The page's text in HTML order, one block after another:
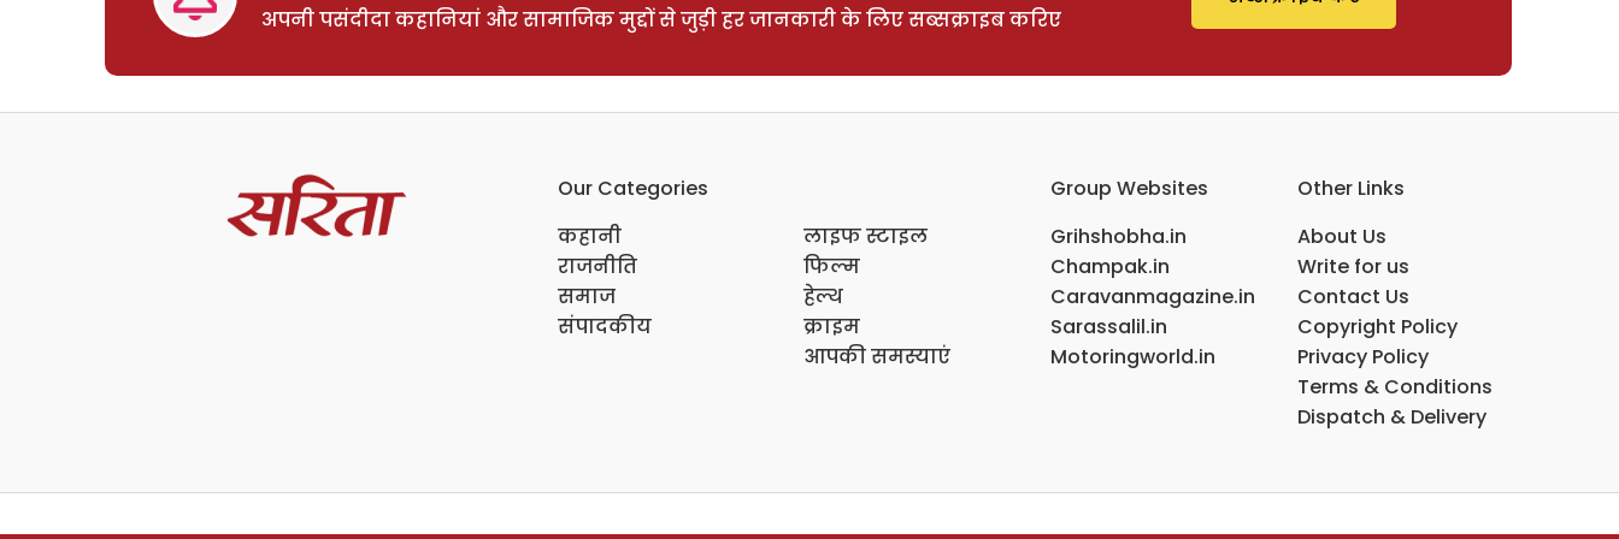
अपनी पसंदीदा कहानियां और सामाजिक मुद्दों से जुड़ी हर जानकारी के लिए सब्सक्राइब करिए
Our Categories
कहानी
राजनीति
समाज
संपादकीय
लाइफ स्टाइल
फिल्म
हेल्थ
क्राइम
आपकी समस्याएं
Group Websites
Grihshobha.in
Champak.in
Caravanmagazine.in
Sarassalil.in
Motoringworld.in
Other Links
About Us
Write for us
Contact Us
Copyright Policy
Privacy Policy
Terms & Conditions
Dispatch & Delivery